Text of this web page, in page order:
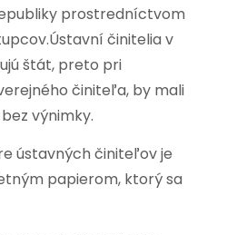
prostredníctvom
činitelia v
štát, preto pri
činiteľa, by mali
výnimky.
ústavných činiteľov je
papierom, ktorý sa